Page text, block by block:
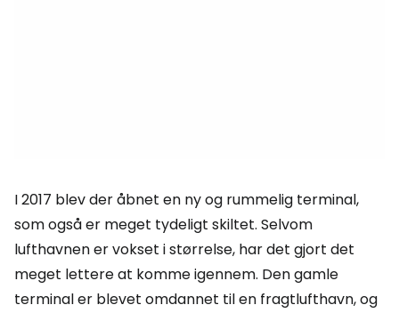
I 2017 blev der åbnet en ny og rummelig terminal,
som også er meget tydeligt skiltet. Selvom
lufthavnen er vokset i størrelse, har det gjort det
meget lettere at komme igennem. Den gamle
terminal er blevet omdannet til en fragtlufthavn, og